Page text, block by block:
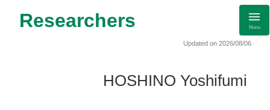
Researchers Menu
Updated on 2026/08/06
HOSHINO Yoshifumi